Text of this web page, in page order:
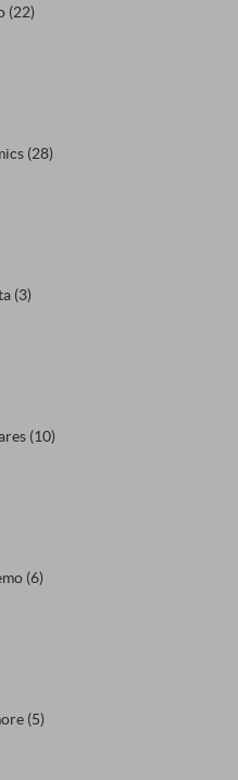
(22)
(28)
(3)
(10)
(6)
(5)